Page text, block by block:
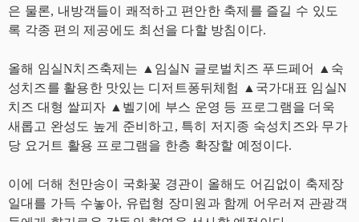
은 물론, 내방객들이 쾌적하고 편안한 축제를 즐길 수 있도
록 각종 편의 제공에도 최선을 다할 방침이다.
올해 임실N치즈축제는 ▲임실N 글로벌치즈 푸드페어 ▲숙
성치즈를 활용한 맛있는 디저트퐁뒤체험 ▲국가대표 임실N
치즈 대형 쌀피자 ▲벨기에 부스 운영 등 프로그램을 더욱
새롭고 완성도 높게 준비하고, 특히 저지종 숙성치즈와 무가
당 요거트 활용 프로그램을 한층 확장할 예정이다.
이에 더해 천만송이 국화꽃 경관이 올해도 어김없이 축제장
일대를 가득 수놓아, 유럽형 장미원과 함께 어우러져 관광객